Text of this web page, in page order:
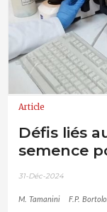
Article
Défis liés
semence
31-Déc-2024
M. Tamanini F.P.